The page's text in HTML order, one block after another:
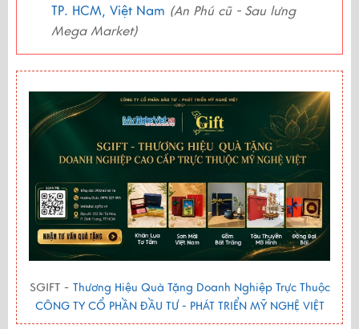
TP. HCM, Việt Nam (An Phú cũ - Sau lưng
Mega Market)
SGIFT - Thương Hiệu Quà Tặng Doanh Nghiệp Trực Thuộc
CÔNG TY CỔ PHẦN ĐẦU TƯ - PHÁT TRIỂN MỸ NGHỆ VIỆT